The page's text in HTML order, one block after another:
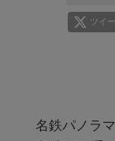
ツイ
名鉄パノラ